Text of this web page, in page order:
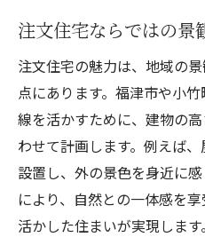
地域環境を活用し
季節や気候に配慮
注文住宅で体感す
注文住宅なら実現でき
注文住宅で叶える
災害に配慮した注
健康に配慮した安
注文住宅ならではの景
注文住宅の魅力は、地域の
点にあります。福津市や小
線を活かすために、建物の
わせて計画します。例えば
設置し、外の景色を身近に
により、自然との一体感を
活かした住まいが実現します。